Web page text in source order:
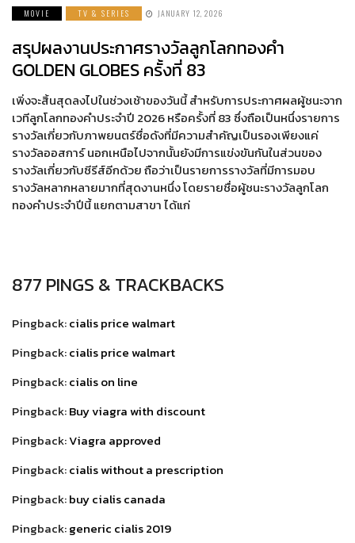
MOVIE TV & SERIES JANUARY 12, 2026
สรุปผลงานประกาศรางวัลลูกโลกทองคำ
GOLDEN GLOBES ครั้งที่ 83
เพิ่งจะสิ้นสุดลงไปในช่วงเช้าของวันนี้ สำหรับการประกาศผลผู้ชนะจาก
เวทีลูกโลกทองคำประจำปี 2026 หรือครั้งที่ 83 ซึ่งถือเป็นหนึ่งรายการ
รางวัลเกี่ยวกับภาพยนตร์ชื่อดังที่มีความสำคัญเป็นรองเพียงแค่
รางวัลออสการ์ นอกเหนือไปจากนั้นยังมีการแข่งขันกันในส่วนของ
รางวัลเกี่ยวกับซีรีส์อีกด้วย ถือว่าเป็นรายการรางวัลที่มีการมอบ
รางวัลหลากหลายมากที่สุดงานหนึ่ง โดยรายชื่อผู้ชนะรางวัลลูกโลก
ทองคำประจำปีนี้ แยกตามสาขา ได้แก่
877 PINGS & TRACKBACKS
Pingback:cialis price walmart
Pingback:cialis price walmart
Pingback:cialis on line
Pingback:Buy viagra with discount
Pingback:Viagra approved
Pingback:cialis without a prescription
Pingback:buy cialis canada
Pingback:generic cialis 2019